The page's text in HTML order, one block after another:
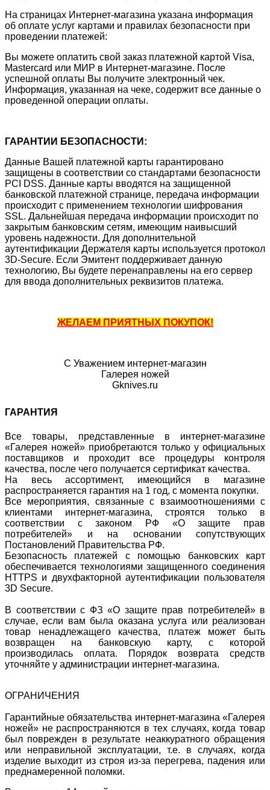
На страницах Интернет-магазина указана информация
об оплате услуг картами и правилах безопасности при
проведении платежей:
Вы можете оплатить свой заказ платежной картой Visa,
Mastercard или МИР в Интернет-магазине. После
успешной оплаты Вы получите электронный чек.
Информация, указанная на чеке, содержит все данные о
проведенной операции оплаты.
ГАРАНТИИ БЕЗОПАСНОСТИ:
Данные Вашей платежной карты гарантировано
защищены в соответствии со стандартами безопасности
PCI DSS. Данные карты вводятся на защищенной
банковской платежной странице, передача информации
происходит с применением технологии шифрования
SSL. Дальнейшая передача информации происходит по
закрытым банковским сетям, имеющим наивысший
уровень надежности. Для дополнительной
аутентификации Держателя карты используется протокол
3D-Secure. Если Эмитент поддерживает данную
технологию, Вы будете перенаправлены на его сервер
для ввода дополнительных реквизитов платежа.
ЖЕЛАЕМ ПРИЯТНЫХ ПОКУПОК!
С Уважением интернет-магазин
Галерея ножей
Gknives.ru
ГАРАНТИЯ
Все товары, представленные в интернет-магазине
«Галерея ножей» приобретаются только у официальных
поставщиков и проходит все процедуры контроля
качества, после чего получается сертификат качества.
На весь ассортимент, имеющийся в магазине
распространяется гарантия на 1 год, с момента покупки.
Все мероприятия, связанные с взаимоотношениями с
клиентами интернет-магазина, строятся только в
соответствии с законом РФ «О защите прав
потребителей» и на основании сопутствующих
Постановлений Правительства РФ.
Безопасность платежей с помощью банковских карт
обеспечивается технологиями защищенного соединения
HTTPS и двухфакторной аутентификации пользователя
3D Secure.
В соответствии с ФЗ «О защите прав потребителей» в
случае, если вам была оказана услуга или реализован
товар ненадлежащего качества, платеж может быть
возвращен на банковскую карту, с которой
производилась оплата. Порядок возврата средств
уточняйте у администрации интернет-магазина.
ОГРАНИЧЕНИЯ
Гарантийные обязательства интернет-магазина «Галерея
ножей» не распространяются в тех случаях, когда товар
был поврежден в результате неаккуратного обращения
или неправильной эксплуатации, т.е. в случаях, когда
изделие выходит из строя из-за перегрева, падения или
преднамеренной поломки.